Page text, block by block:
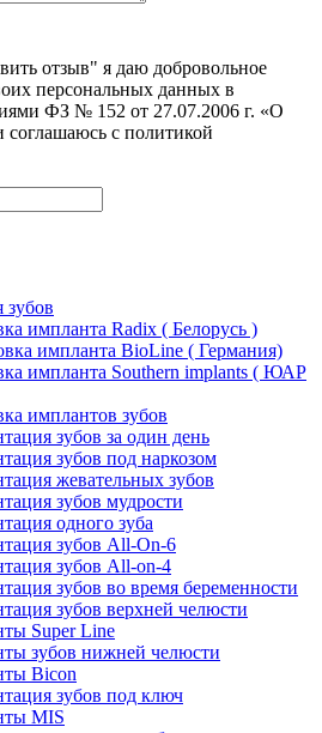
отзыв" я даю добровольное
персональных данных в
ФЗ № 152 от 27.07.2006 г. «О
с политикой
импланта Radix ( Белорусь )
импланта BioLine ( Германия)
импланта Southern implants ( ЮАР
имплантов зубов
зубов за один день
зубов под наркозом
жевательных зубов
зубов мудрости
одного зуба
зубов All-On-6
зубов All-on-4
зубов во время беременности
зубов верхней челюсти
Super Line
зубов нижней челюсти
Bicon
зубов под ключ
MIS